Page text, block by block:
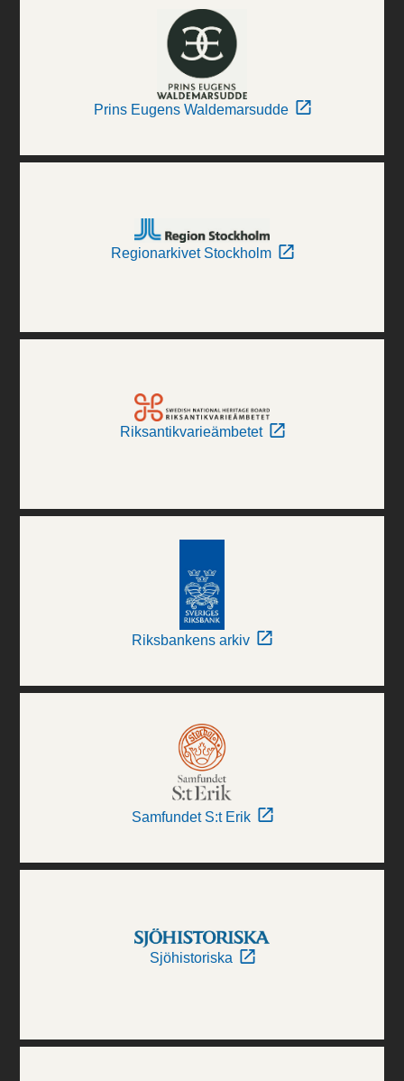
Prins Eugens Waldemarsudde
Regionarkivet Stockholm
Riksantikvarieämbetet
Riksbankens arkiv
Samfundet S:t Erik
Sjöhistoriska